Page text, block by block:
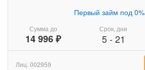
Сумма до
14 996 ₽
Первый займ под 0%
Срок, дни
5- 21
Лиц. 002959